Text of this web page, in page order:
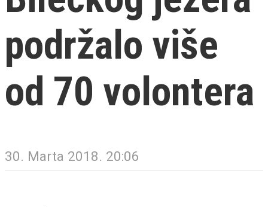
podržalo više
od 70 volontera
30. Marta 2018. 20:06